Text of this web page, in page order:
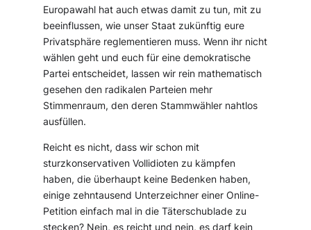
Europawahl hat auch etwas damit zu tun, mit zu
beeinflussen, wie unser Staat zukünftig eure
Privatsphäre reglementieren muss. Wenn ihr nicht
wählen geht und euch für eine demokratische
Partei entscheidet, lassen wir rein mathematisch
gesehen den radikalen Parteien mehr
Stimmenraum, den deren Stammwähler nahtlos
ausfüllen.
Reicht es nicht, dass wir schon mit
sturzkonservativen Vollidioten zu kämpfen
haben, die überhaupt keine Bedenken haben,
einige zehntausend Unterzeichner einer Online-
Petition einfach mal in die Täterschublade zu
stecken? Nein, es reicht und nein, es darf kein